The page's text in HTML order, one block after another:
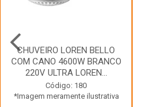
CHUVEIRO LOREN BELLO
COM CANO 4600W BRANCO
220V ULTRA LOREN...
Código: 180
*Imagem meramente ilustrativa